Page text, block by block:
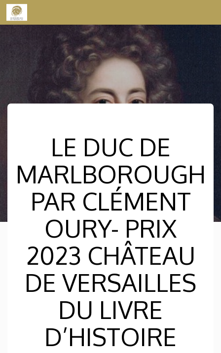
Skip to content
LE DUC DE
MARLBOROUGH
PAR CLÉMENT
OURY- PRIX
2023 CHÂTEAU
DE VERSAILLES
DU LIVRE
D’HISTOIRE